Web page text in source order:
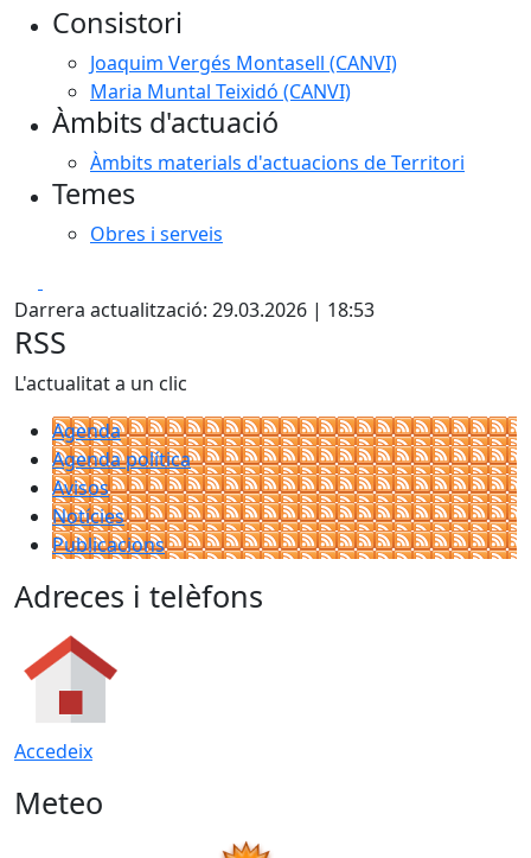
Consistori
Joaquim Vergés Montasell (CANVI)
Maria Muntal Teixidó (CANVI)
Àmbits d'actuació
Àmbits materials d'actuacions de Territori
Temes
Obres i serveis
Darrera actualització: 29.03.2026 | 18:53
RSS
L'actualitat a un clic
Agenda
Agenda política
Avisos
Notícies
Publicacions
Adreces i telèfons
Accedeix
Meteo